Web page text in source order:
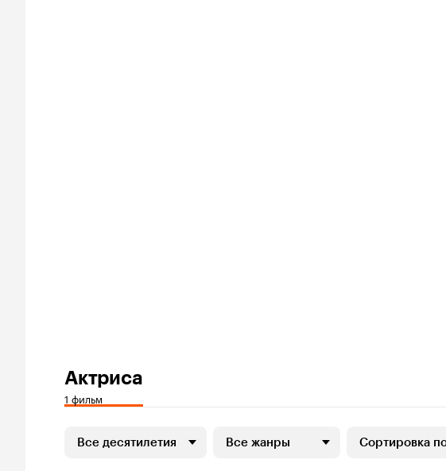
Актриса
1 фильм
Все десятилетия Все жанры Сортировка